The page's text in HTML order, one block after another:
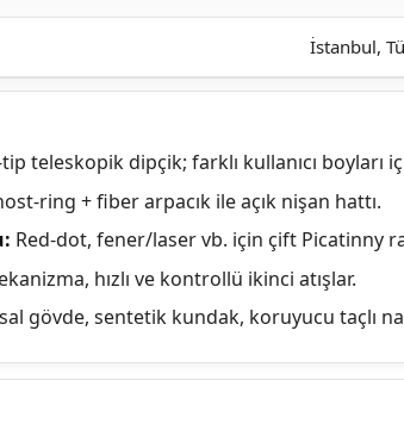
İstanbul,
tip teleskopik dipçik; farklı kullanıcı boyları
ring + fiber arpacık ile açık nişan hattı.
Red-dot, fener/laser vb. için çift Picatinny
hızlı ve kontrollü ikinci atışlar.
gövde, sentetik kundak, koruyucu taçlı